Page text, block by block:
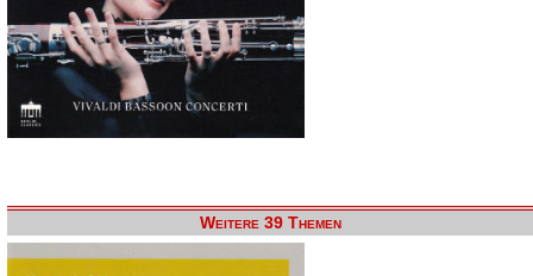
Weitere 39 Themen